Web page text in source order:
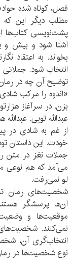
فصل، کوتاه شده
مطلب دیگر این
پشت‌نویسی کتاب‌ها
آشنا شود و بیش و
بخواند. به اعتقاد
انتخاب شود.
توضیح آن چه در
«اندوه را مرکب
بزن. در سرآغاز
عبدالله تویی.
از غم به شادی در
خودت. این داستان
جملات نغز در متن
می‌آمد که هم نوعی
لو نمی‌رفت.
شخصیت‌های رمان
آن‌ها پرسشگر
موقعیت‌ها و
نمی‌کنند.
انتخاب‌گری آن،
نوع شخصیت‌ها در